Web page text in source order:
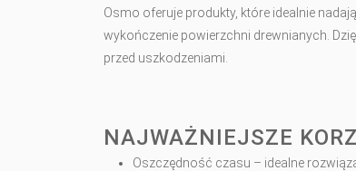
Osmo oferuje produkty, które idealnie
wykończenie powierzchni drewnianych.
przed uszkodzeniami.
NAJWAŻNIEJSZE
Oszczędność czasu – idealne